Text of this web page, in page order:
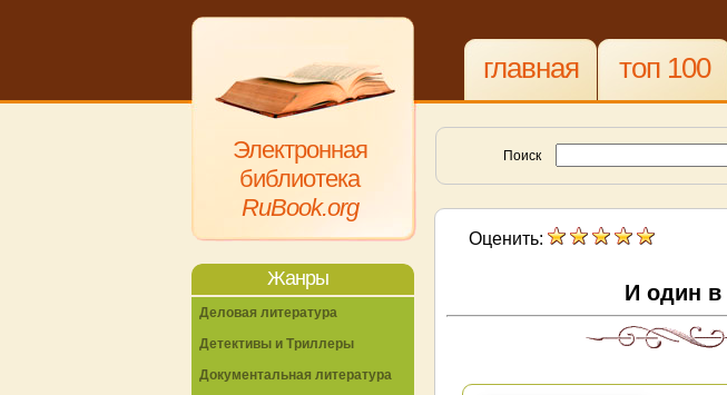
Электронная
библиотека
RuBook.org
главная топ 100
Поиск
Оценить:
И один в
Жанры
Деловая литература
Детективы и Триллеры
Документальная литература